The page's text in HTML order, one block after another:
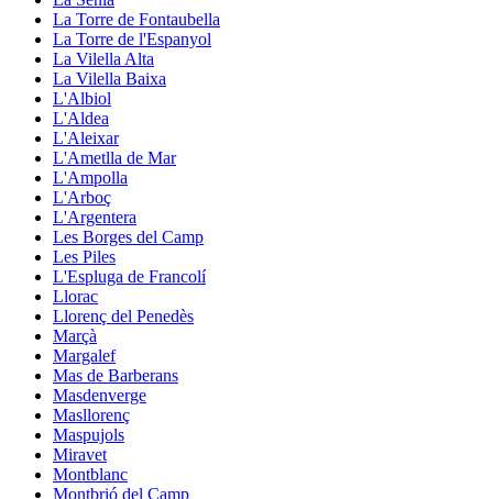
La Torre de Fontaubella
La Torre de l'Espanyol
La Vilella Alta
La Vilella Baixa
L'Albiol
L'Aldea
L'Aleixar
L'Ametlla de Mar
L'Ampolla
L'Arboç
L'Argentera
Les Borges del Camp
Les Piles
L'Espluga de Francolí
Llorac
Llorenç del Penedès
Marçà
Margalef
Mas de Barberans
Masdenverge
Masllorenç
Maspujols
Miravet
Montblanc
Montbrió del Camp